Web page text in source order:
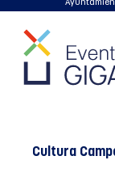
Cultura